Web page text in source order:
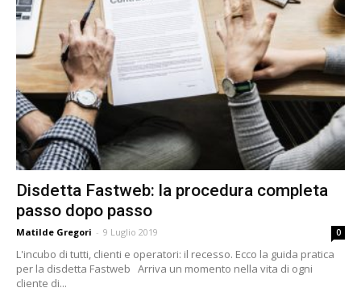
Disdetta Fastweb: la procedura completa
passo dopo passo
Matilde Gregori - 9 Luglio 2019 0
L'incubo di tutti, clienti e operatori: il recesso. Ecco la guida pratica
per la disdetta Fastweb Arriva un momento nella vita di ogni
cliente di...